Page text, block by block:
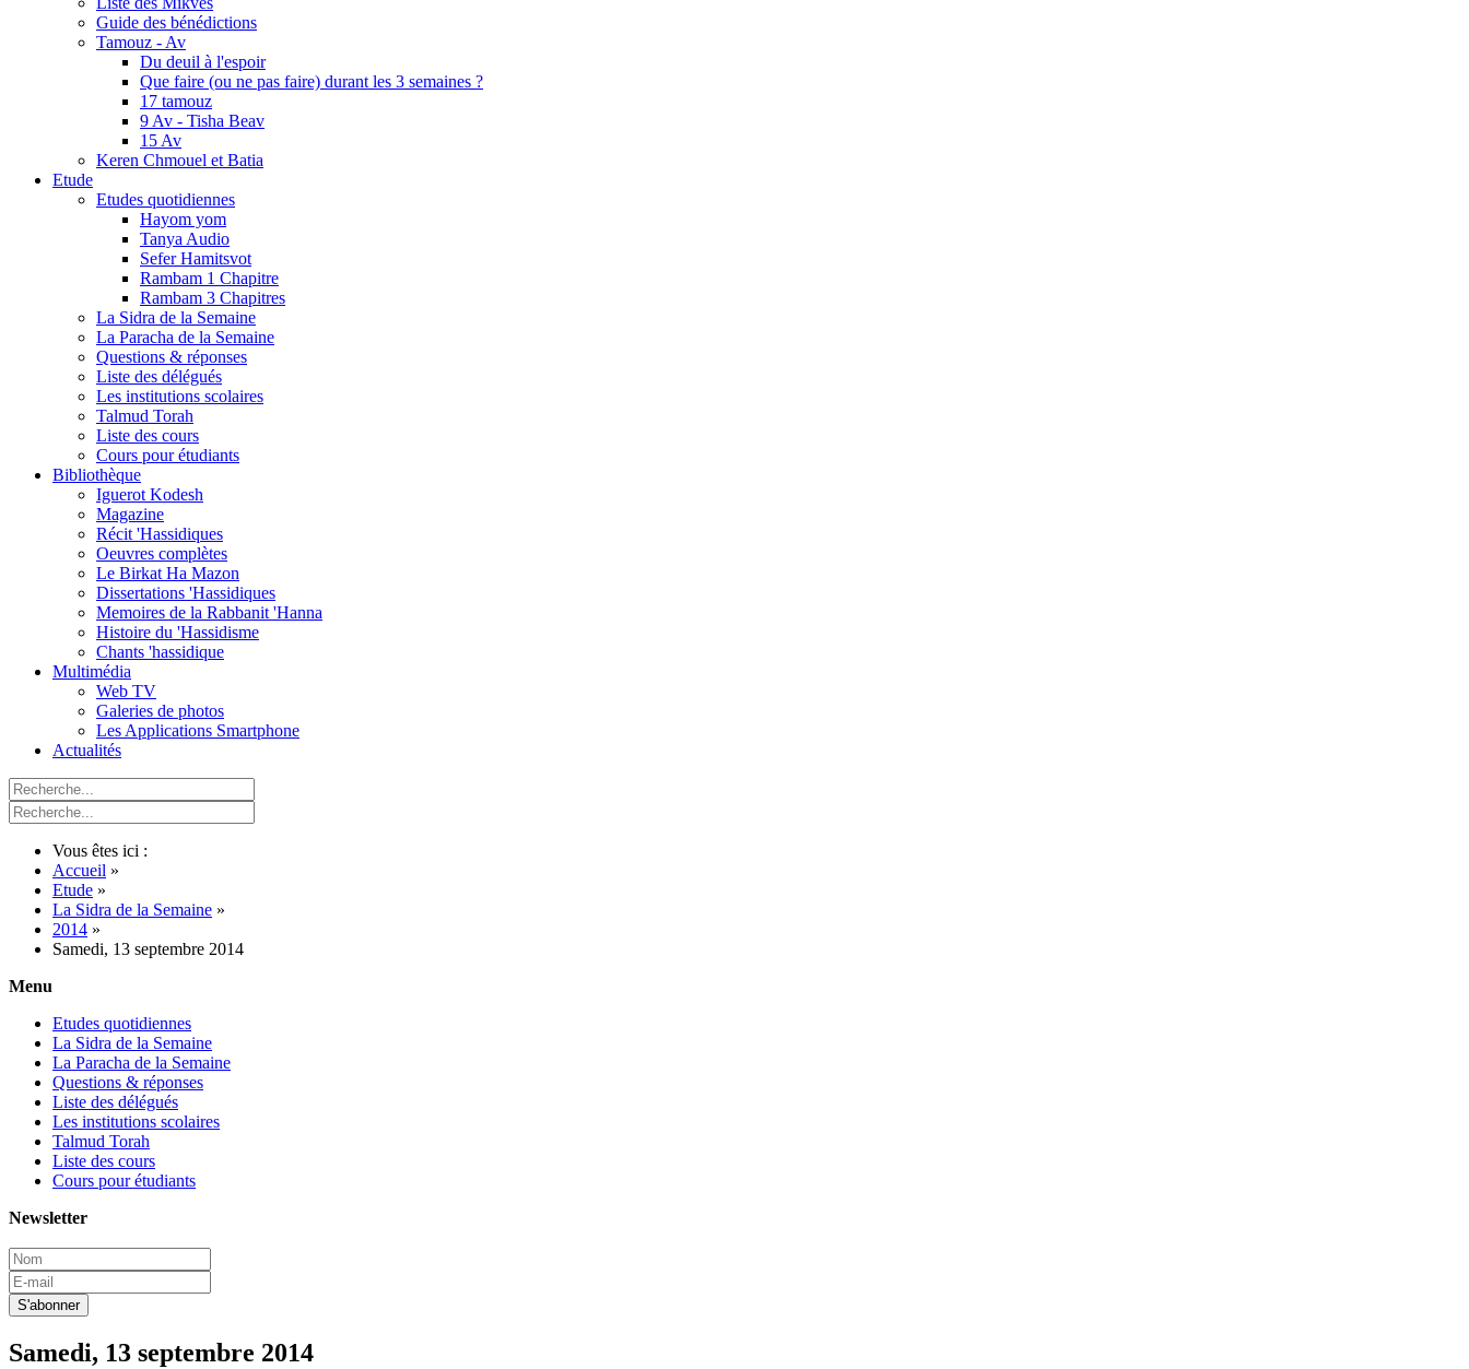
Guide des bénédictions
Tamouz - Av
Du deuil à l'espoir
Que faire (ou ne pas faire) durant les 3 semaines ?
17 tamouz
9 Av - Tisha Beav
15 Av
Keren Chmouel et Batia
Etude
Etudes quotidiennes
Hayom yom
Tanya Audio
Sefer Hamitsvot
Rambam 1 Chapitre
Rambam 3 Chapitres
La Sidra de la Semaine
La Paracha de la Semaine
Questions & réponses
Liste des délégués
Les institutions scolaires
Talmud Torah
Liste des cours
Cours pour étudiants
Bibliothèque
Iguerot Kodesh
Magazine
Récit 'Hassidiques
Oeuvres complètes
Le Birkat Ha Mazon
Dissertations 'Hassidiques
Memoires de la Rabbanit 'Hanna
Histoire du 'Hassidisme
Chants 'hassidique
Multimédia
Web TV
Galeries de photos
Les Applications Smartphone
Actualités
Vous êtes ici :
Accueil »
Etude »
La Sidra de la Semaine »
2014 »
Samedi, 13 septembre 2014
Menu
Etudes quotidiennes
La Sidra de la Semaine
La Paracha de la Semaine
Questions & réponses
Liste des délégués
Les institutions scolaires
Talmud Torah
Liste des cours
Cours pour étudiants
Newsletter
Samedi, 13 septembre 2014